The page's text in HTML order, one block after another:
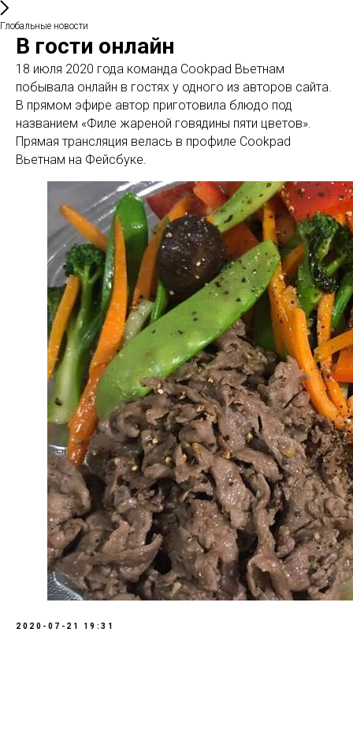
Глобальные новости
В гости онлайн
18 июля 2020 года команда Cookpad Вьетнам
побывала онлайн в гостях у одного из авторов сайта.
В прямом эфире автор приготовила блюдо под
названием «Филе жареной говядины пяти цветов».
Прямая трансляция велась в профиле Cookpad
Вьетнам на Фейсбуке.
2020-07-21 19:31